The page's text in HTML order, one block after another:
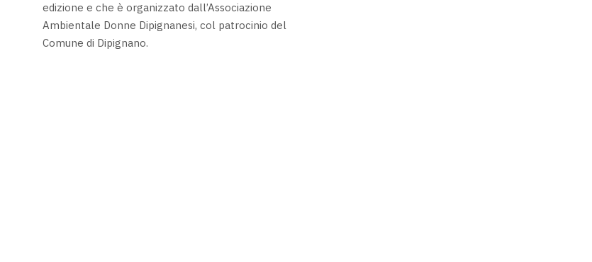
edizione e che è organizzato dall’Associazione
Ambientale Donne Dipignanesi, col patrocinio del
Comune di Dipignano.